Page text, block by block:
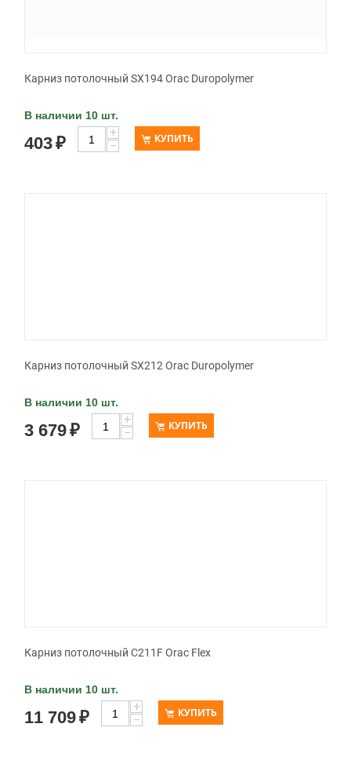
Карниз потолочный SX194 Orac Duropolymer
В наличии 10 шт.
403₽
+
−
КУПИТЬ
Карниз потолочный SX212 Orac Duropolymer
В наличии 10 шт.
3 679₽
+
−
КУПИТЬ
Карниз потолочный C211F Orac Flex
В наличии 10 шт.
11 709₽
+
−
КУПИТЬ